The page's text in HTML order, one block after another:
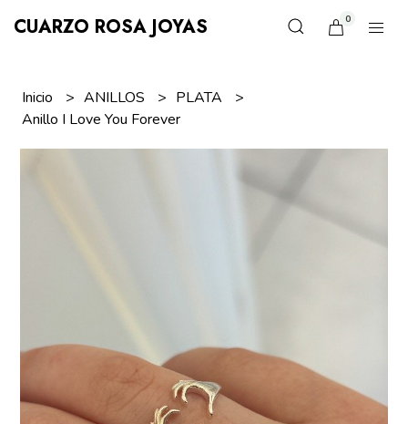
CUARZO ROSA JOYAS 0
Inicio ANILLOS
PLATA
Anillo I Love You Forever